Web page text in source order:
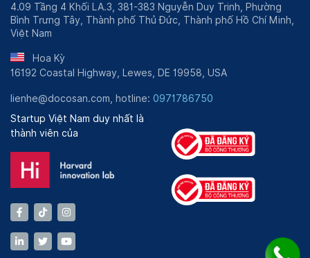
4.09 Tầng 4 Khối LA.3, 381-383 Nguyễn Duy Trinh, Phường
Bình Trưng Tây, Thành phố Thủ Đức, Thành phố Hồ Chí Minh,
Việt Nam
Hoa Kỳ
16192 Coastal Highway, Lewes, DE 19958, USA
lienhe@docosan.com, hotline: 0971786750
Startup Việt Nam duy nhất là
thành viên của